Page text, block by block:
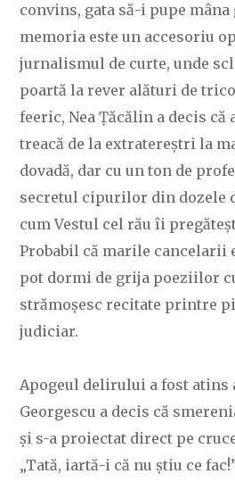
convins, gata să-i pupe mâna
memoria este un accesoriu
jurnalismul de curte, unde
poartă la rever alături de
feeric, Nea Țăcălin a decis
treacă de la extratereștri la
dovadă, dar cu un ton de
secretul cipurilor din dozele
cum Vestul cel rău îi
Probabil că marile cancelarii
pot dormi de grija poeziilor
strămoșesc recitate printre
judiciar.
Apogeul delirului a fost atins
Georgescu a decis că
și s-a proiectat direct pe
„Tată, iartă-i că nu știu ce